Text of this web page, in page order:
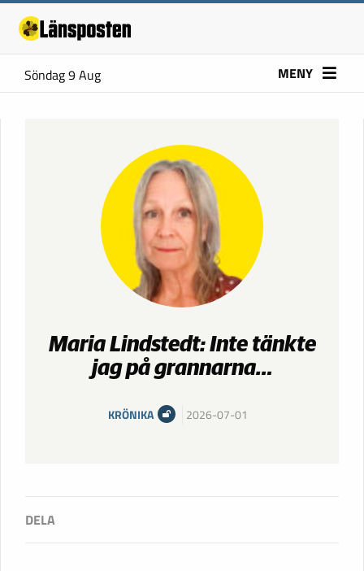
Söndag 9 Aug MENY
Maria Lindstedt: Inte tänkte
jag på grannarna…
KRÖNIKA 2026-07-01